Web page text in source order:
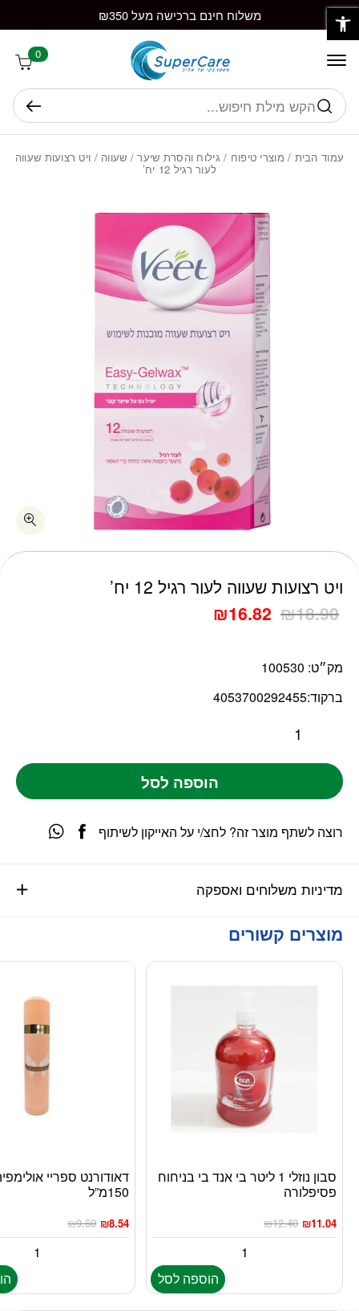
Skip to Content משלוח חינם ברכישה מעל ₪350
0
חיפוש
עמוד הבית / מוצרי טיפוח / גילוח והסרת שיער/ שעווה / ויט רצועות שעווה
לעור רגיל 12 יח’
ויט רצועות שעווה לעור רגיל 12 יח’
₪18.90
₪16.82
מק״ט: 100530
ברקוד:4053700292455
כמות ויט רצועות שעווה לעור רגיל 12 יח'
הוספה לסל
מדיניות משלוחים ואספקה
רוצה לשתף מוצר זה? לחצ/י על האייקון לשיתוף
מוצרים קשורים
סבון נוזלי 1 ליטר בי אנד בי בניחוח
פסיפלורה
₪12.40 ₪11.04
הוספה לסל
דאודורנט ספריי
150מ”ל
₪9.60 ₪8.54
בחזרה למעלה
פתח סרגל נגישות